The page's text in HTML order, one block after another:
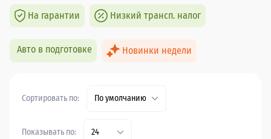
На гарантии Низкий трансп. налог
Авто в подготовке Новинки недели
Сортировать по: По умолчанию
Показывать по: 24